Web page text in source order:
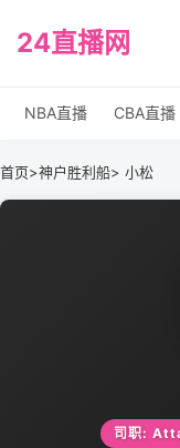
24直播网
NBA直播 CBA直播
首页>神户胜利船> 小松
司职: